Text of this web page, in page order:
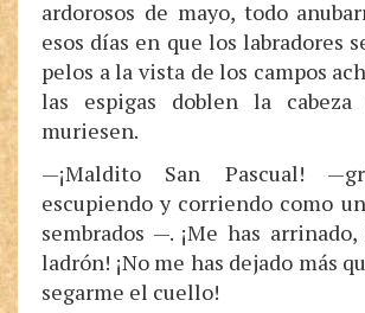
ardorosos de mayo, todo
esos días en que los labradores
pelos a la vista de los campos
las espigas doblen la
muriesen.
—¡Maldito San Pascual!
escupiendo y corriendo como
sembrados —. ¡Me has arrinado,
ladrón! ¡No me has dejado más
segarme el cuello!